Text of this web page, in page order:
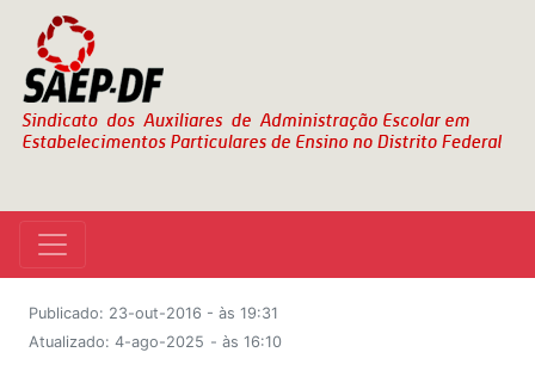
Publicado: 23-out-2016 - às 19:31
Atualizado: 4-ago-2025 - às 16:10